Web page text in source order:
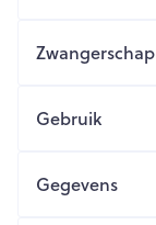
Zwangerschap
Gebruik
Gegevens